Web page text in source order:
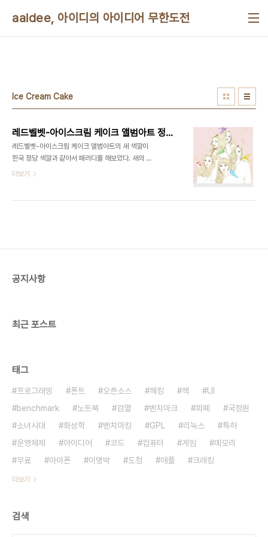
aaidee, 아이디의 아이디어 무한도전
Ice Cream Cake
레드벨벳-아이스크림 케이크 앨범아트 정당 패러디
레드벨벳-아이스크림 케이크 앨범아트의 새 색깔이
한국 정당 색깔과 같아서 패러디를 해보았다. 새의 모
양을 자세히 보면 정당의 피아이(Political
더보기
공지사항
최근 포스트
태그
프로그래밍 폰트 오픈소스 해킹 책
UI
benchmark
노트북 검열 벤치마크 화폐
국정원
소녀시대
화성학 벤치마킹 GPL 리눅스
특허
운영체제
아이디어 코드 컴퓨터 게임
메모리
무료
아이폰 이명박 도청 애플 크래킹
더보기
검색